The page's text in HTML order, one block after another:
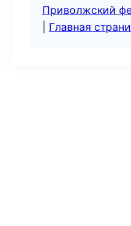
Приволжский
Главная